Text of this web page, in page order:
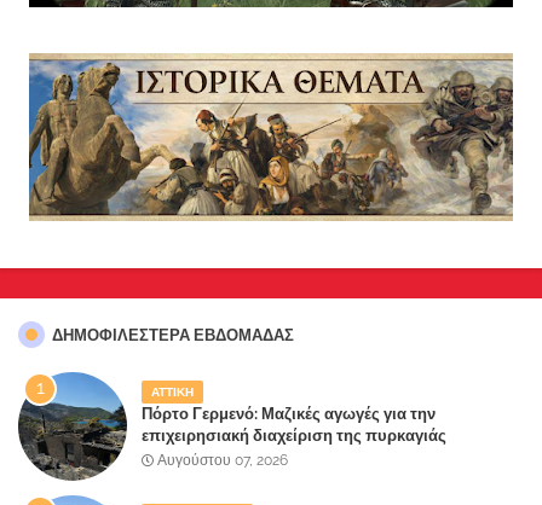
ΔΗΜΟΦΙΛΈΣΤΕΡΑ ΕΒΔΟΜΆΔΑΣ
ΑΤΤΙΚΗ
Πόρτο Γερμενό: Μαζικές αγωγές για την
επιχειρησιακή διαχείριση της πυρκαγιάς
ετοιμάζουν οι κάτοικοι!
Αυγούστου 07, 2026